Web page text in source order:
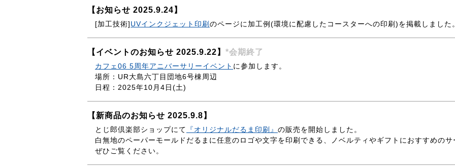
【お知らせ 2025.9.24】
[加工技術]UVインクジェット印刷 のページに加工例(環境に配慮したコースターへの印刷)を掲載しました。
【イベントのお知らせ 2025.9.22】 *会期終了
カフェ06 5周年アニバーサリーイベント に参加します。
場所：UR大島六丁目団地6号棟周辺
日程：2025年10月4日(土)
【新商品のお知らせ 2025.9.8】
とじ郎倶楽部ショップにて 『オリジナルだるま印刷』 の販売を開始しました。
白無地のペーパーモールドだるまに任意のロゴや文字を印刷できる、ノベルティやギフトにおすすめのサ
ぜひご覧ください。